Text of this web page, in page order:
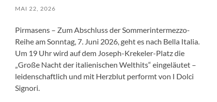
MAI 22, 2026
Pirmasens – Zum Abschluss der Sommerintermezzo-
Reihe am Sonntag, 7. Juni 2026, geht es nach Bella Italia.
Um 19 Uhr wird auf dem Joseph-Krekeler-Platz die
„Große Nacht der italienischen Welthits“ eingeläutet –
leidenschaftlich und mit Herzblut performt von I Dolci
Signori.